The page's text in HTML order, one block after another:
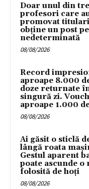
Doar unul din
profesori care
promovat
obține un post
nedeterminată
08/08/2026
Record
aproape 8.000
doze returnate
singură zi.
aproape 1.000
08/08/2026
Ai găsit o sticlă
lângă roata
Gestul aparent
poate ascunde o
folosită de hoți
08/08/2026